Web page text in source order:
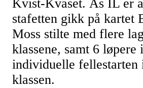
Kvist-Kvaset. Ås IL er
stafetten gikk på
Moss stilte med flere
klassene, samt 6 løpere
individuelle fellestarten
klassen.